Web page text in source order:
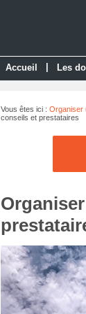
Accueil Les
Vous êtes ici : Organiser
conseils et prestataires